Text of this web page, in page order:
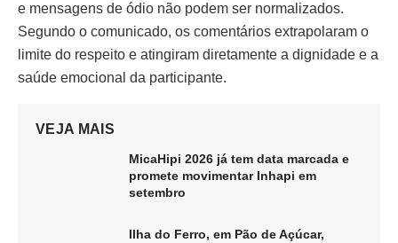
e mensagens de ódio não podem ser normalizados.
Segundo o comunicado, os comentários extrapolaram o
limite do respeito e atingiram diretamente a dignidade e a
saúde emocional da participante.
VEJA MAIS
MicaHipi 2026 já tem data marcada e
promete movimentar Inhapi em
setembro
Ilha do Ferro, em Pão de Açúcar,